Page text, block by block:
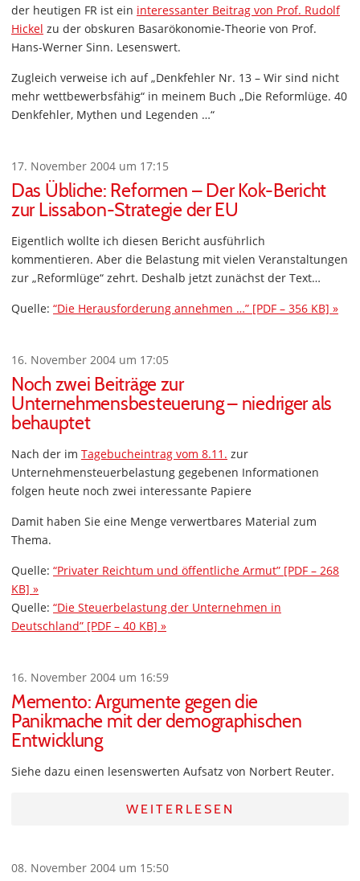
der heutigen FR ist ein interessanter Beitrag von Prof. Rudolf
Hickel zu der obskuren Basarökonomie-Theorie von Prof.
Hans-Werner Sinn. Lesenswert.
Zugleich verweise ich auf „Denkfehler Nr. 13 – Wir sind nicht
mehr wettbewerbsfähig“ in meinem Buch „Die Reformlüge. 40
Denkfehler, Mythen und Legenden …“
17. November 2004 um 17:15
Das Übliche: Reformen – Der Kok-Bericht
zur Lissabon-Strategie der EU
Eigentlich wollte ich diesen Bericht ausführlich
kommentieren. Aber die Belastung mit vielen Veranstaltungen
zur „Reformlüge“ zehrt. Deshalb jetzt zunächst der Text…
Quelle: “Die Herausforderung annehmen …” [PDF – 356 KB] »
16. November 2004 um 17:05
Noch zwei Beiträge zur
Unternehmensbesteuerung – niedriger als
behauptet
Nach der im Tagebucheintrag vom 8.11. zur
Unternehmensteuerbelastung gegebenen Informationen
folgen heute noch zwei interessante Papiere
Damit haben Sie eine Menge verwertbares Material zum
Thema.
Quelle: “Privater Reichtum und öffentliche Armut” [PDF – 268
KB] »
Quelle: “Die Steuerbelastung der Unternehmen in
Deutschland” [PDF – 40 KB] »
16. November 2004 um 16:59
Memento: Argumente gegen die
Panikmache mit der demographischen
Entwicklung
Siehe dazu einen lesenswerten Aufsatz von Norbert Reuter.
WEITERLESEN
08. November 2004 um 15:50